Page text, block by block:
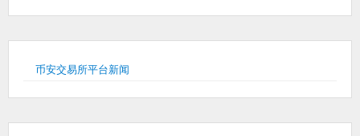
币安交易所平台新闻